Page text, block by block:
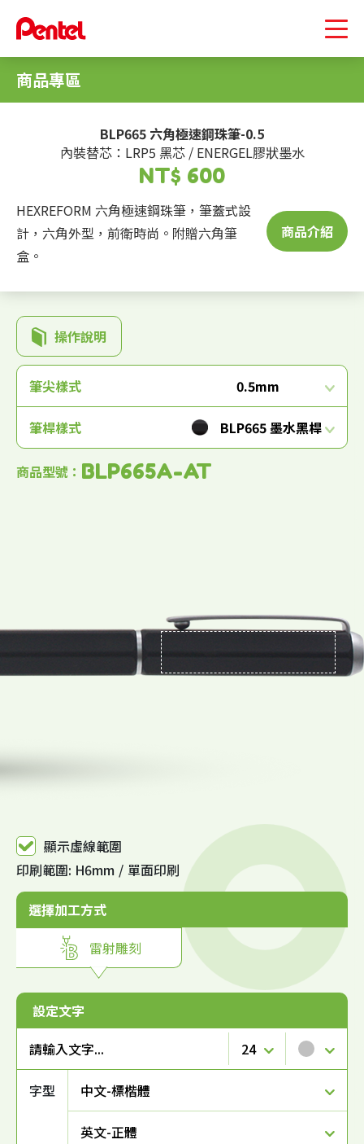
商品專區
BLP665 六角極速鋼珠筆-0.5
內裝替芯：LRP5 黑芯 / ENERGEL膠狀墨水
NT$ 600
HEXREFORM 六角極速鋼珠筆，筆蓋式設
計，六角外型，前衛時尚。附贈六角筆
盒。
商品介紹
筆尖樣式 0.5mm
筆桿樣式 BLP665 墨水黑桿
商品型號： BLP665A-AT
操作說明
選擇加工方式
雷射雕刻
顯示虛線範圍
印刷範圍: H6mm
單面印刷
設定文字
24
銀
字型 中文-標楷體
英文-正體